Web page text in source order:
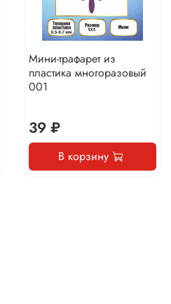
Мини-трафарет из
пластика многоразовый
001
39 ₽
В корзину